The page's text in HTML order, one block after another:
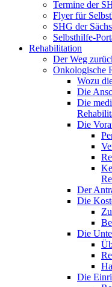
Termine der
Flyer für
SHG der
Selbsthilfe-
Rehabilitation
Der Weg
Onkologische
Wozu
Die
Die
Die
Der
Die
Die
Die